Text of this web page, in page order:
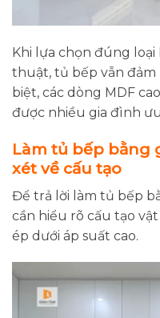
Khi lựa chọn đúng
thuật, tủ bếp vẫn đảm
biệt, các dòng MDF
được nhiều gia đình
Làm tủ bếp bằng
xét về cấu tạo
Để trả lời làm tủ bếp
cần hiểu rõ cấu tạo
ép dưới áp suất cao.